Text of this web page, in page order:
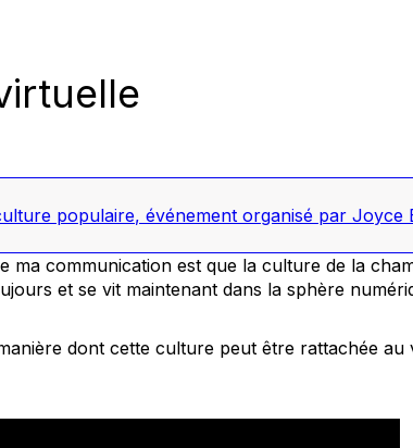
populaire, événement organisé par Joyce
ma communication est que la culture de la
et se vit maintenant dans la sphère
dont cette culture peut être rattachée au